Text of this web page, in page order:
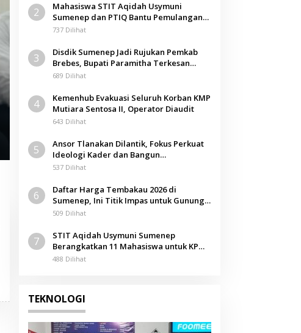
2
Mahasiswa STIT Aqidah Usymuni
Sumenep dan PTIQ Bantu Pemulangan
Jenazah WNI Asal Aceh di Malaysia
737 Dilihat
3
Disdik Sumenep Jadi Rujukan Pemkab
Brebes, Bupati Paramitha Terkesan
Pendidikan Berbasis Budaya
689 Dilihat
4
Kemenhub Evakuasi Seluruh Korban KMP
Mutiara Sentosa II, Operator Diaudit
643 Dilihat
5
Ansor Tlanakan Dilantik, Fokus Perkuat
Ideologi Kader dan Bangun
Kemandirian Ekonomi
537 Dilihat
6
Daftar Harga Tembakau 2026 di
Sumenep, Ini Titik Impas untuk Gunung,
Tegal, dan Sawah
509 Dilihat
7
STIT Aqidah Usymuni Sumenep
Berangkatkan 11 Mahasiswa untuk KPM
Internasional di Malaysia
488 Dilihat
TEKNOLOGI